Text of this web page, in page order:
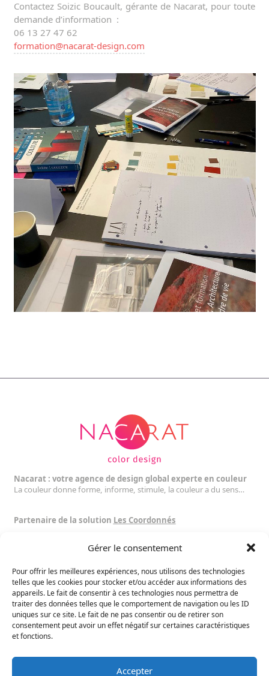
Gérer le consentement
Pour offrir les meilleures expériences, nous utilisons des technologies
telles que les cookies pour stocker et/ou accéder aux informations des
appareils. Le fait de consentir à ces technologies nous permettra de
traiter des données telles que le comportement de navigation ou les ID
uniques sur ce site. Le fait de ne pas consentir ou de retirer son
consentement peut avoir un effet négatif sur certaines caractéristiques
et fonctions.
Accepter
Contactez Soizic Boucault, gérante de Nacarat, pour toute
demande d’information :
06 13 27 47 62
formation@nacarat-design.com
Nacarat : votre agence de design global experte en couleur
La couleur donne forme, informe, stimule, la couleur a du sens…
Partenaire de la solution Les Coordonnés
Toulouse
16 rue Dalayrac
31000 Toulouse
France
+33 5 34 46 56 25
contact@nacarat-design.com